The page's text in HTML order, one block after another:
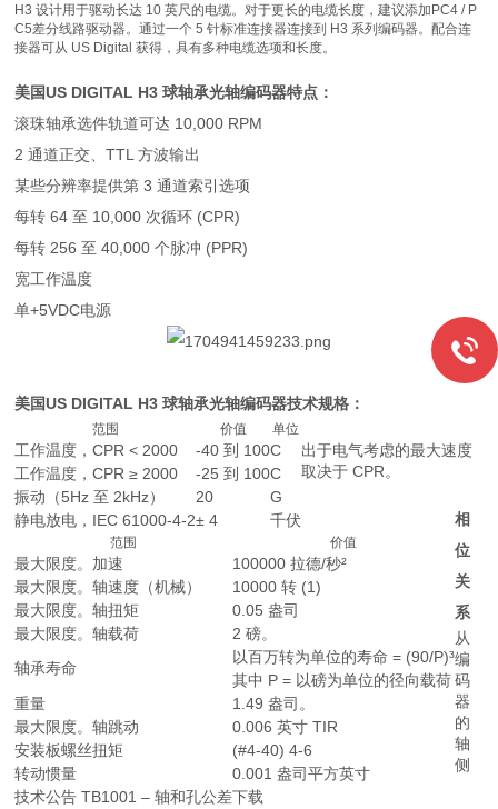
H3 设计用于驱动长达 10 英尺的电缆。对于更长的电缆长度，建议添加PC4 / P
C5差分线路驱动器。通过一个 5 针标准连接器连接到 H3 系列编码器。配合连
接器可从 US Digital 获得，具有多种电缆选项和长度。
美国US DIGITAL H3 球轴承光轴编码器特点：
滚珠轴承选件轨道可达 10,000 RPM
2 通道正交、TTL 方波输出
某些分辨率提供第 3 通道索引选项
每转 64 至 10,000 次循环 (CPR)
每转 256 至 40,000 个脉冲 (PPR)
宽工作温度
单+5VDC电源
美国US DIGITAL H3 球轴承光轴编码器技术规格：
范围 价值 单位
工作温度，CPR < 2000 -40 到 100C
工作温度，CPR ≥ 2000
-25 到 100C
振动（5Hz 至 2kHz）
20
G
静电放电，IEC 61000-4-2± 4 千伏
范围 价值
最大限度。加速
100000 拉德/秒²
最大限度。轴速度（机械）
10000 转 (1)
最大限度。轴扭矩
0.05 盎司
最大限度。轴载荷
2 磅。
轴承寿命
以百万转为单位的寿命 = (90/P)³
其中 P = 以磅为单位的径向载荷
重量
1.49 盎司。
最大限度。轴跳动
0.006 英寸 TIR
安装板螺丝扭矩
(#4-40) 4-6
转动惯量
0.001 盎司平方英寸
技术公告 TB1001 – 轴和孔公差下载
出于电气考虑的最大速度
取决于 CPR。
相
位
关
系
从
编
码
器
的
轴
侧